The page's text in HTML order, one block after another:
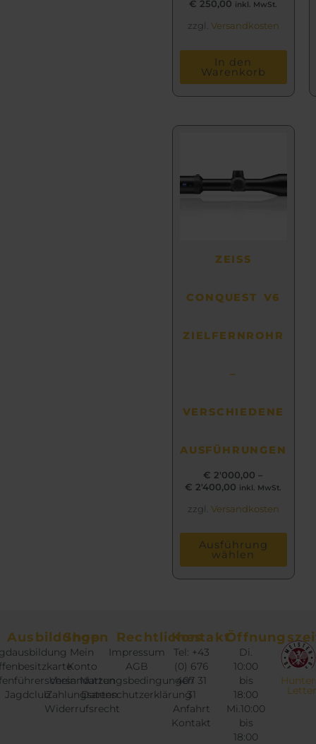
€ 250,00 inkl. MwSt.
zzgl. Versandkosten
In den
Warenkorb
ZEISS
CONQUEST V6
ZIELFERNROHR
–
VERSCHIEDENE
AUSFÜHRUNGEN
€ 2'000,00 –
€ 2'400,00 inkl. MwSt.
zzgl. Versandkosten
Ausführung
wählen
weist
mehrere
der
gewählt
Ausbildungen
Jagdclub
Shop
Mein
Konto
Versandarten
Zahlungsarten
Widerrufsrecht
Rechtliches
Impressum
AGB
Nutzungsbedingungen
Datenschutzerklärung
Kontakt
Tel: +43
(0) 676
407 31
31
Anfahrt
Kontakt
Di.
10:00
bis
18:00
Mi.10:00
bis
18:00